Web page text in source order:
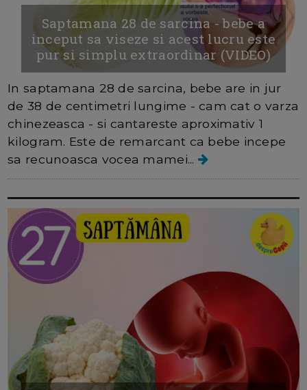
Saptamana 28 de sarcina - bebe a
inceput sa viseze si acest lucru este
pur si simplu extraordinar (VIDEO)
In saptamana 28 de sarcina, bebe are in jur
de 38 de centimetri lungime - cam cat o varza
chinezeasca - si cantareste aproximativ 1
kilogram. Este de remarcant ca bebe incepe
sa recunoasca vocea mamei...